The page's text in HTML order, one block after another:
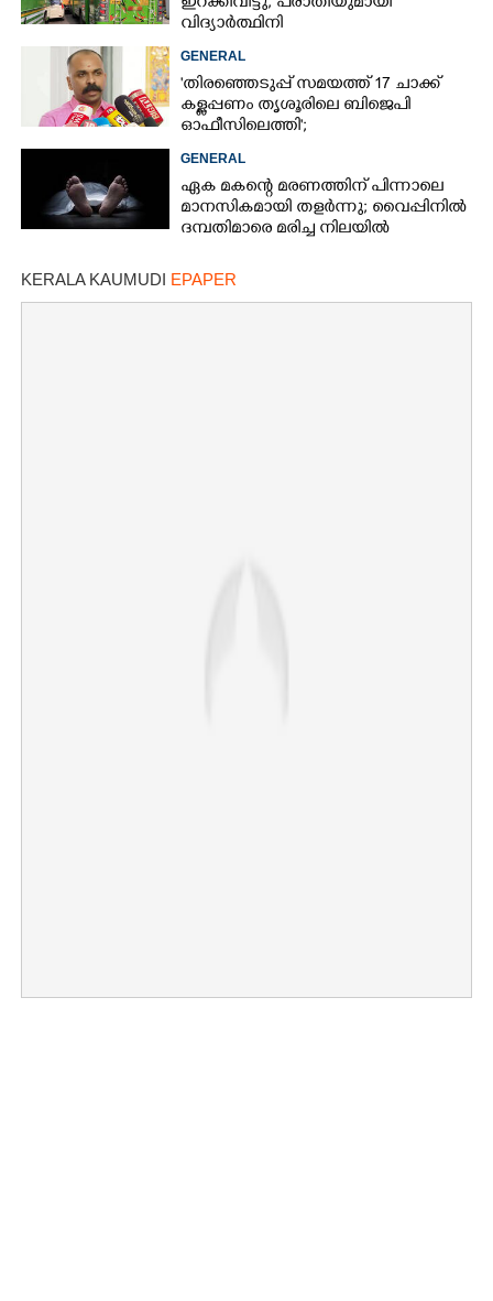
വിദ്യാർത്ഥിനി
GENERAL
'തിരഞ്ഞെടുപ്പ് സമയത്ത് 17 ചാക്ക്
കള്ളപ്പണം തൃശൂരിലെ ബിജെപി
ഓഫീസിലെത്തി';
വെളിപ്പെടുത്തലുമായി മുൻ ഓഫീസ്
സെക്രട്ടറി
GENERAL
ഏക മകന്റെ മരണത്തിന് പിന്നാലെ
മാനസികമായി തളർന്നു; വൈപ്പിനിൽ
ദമ്പതിമാരെ മരിച്ച നിലയിൽ
KERALA KAUMUDI EPAPER